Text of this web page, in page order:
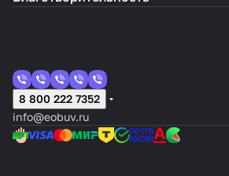
8 800 222 7352
info@eobuv.ru